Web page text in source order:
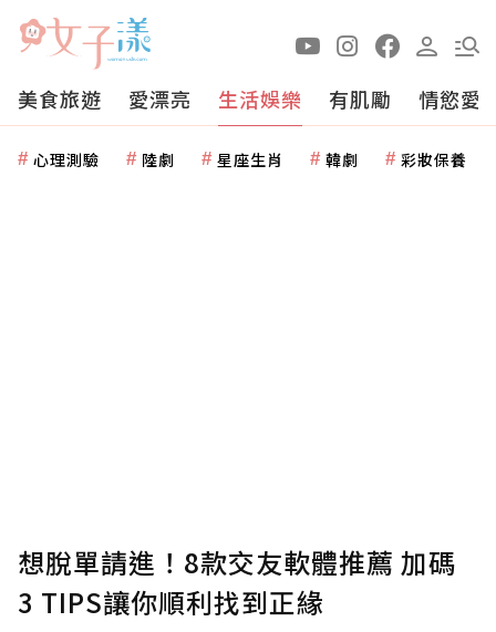
美食旅遊 愛漂亮 生活娛樂 有肌勵 情慾愛
心理測驗 陸劇 星座生肖 韓劇 彩妝保養
想脫單請進！8款交友軟體推薦 加碼
3 TIPS讓你順利找到正緣